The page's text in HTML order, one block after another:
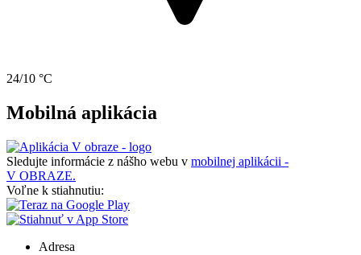
24/10 °C
Mobilná aplikácia
Sledujte informácie z nášho webu v mobilnej aplikácii -
V OBRAZE.
Voľne k stiahnutiu:
Adresa